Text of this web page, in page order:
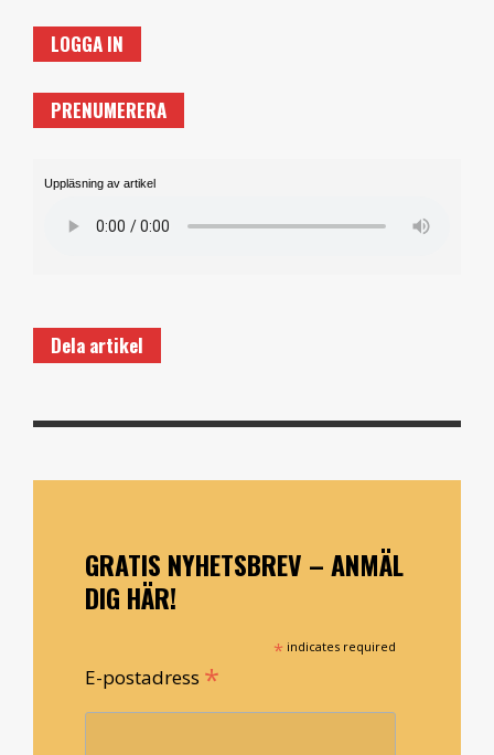
LOGGA IN
PRENUMERERA
Uppläsning av artikel
Dela artikel
GRATIS NYHETSBREV – ANMÄL
DIG HÄR!
* indicates required
E-postadress *